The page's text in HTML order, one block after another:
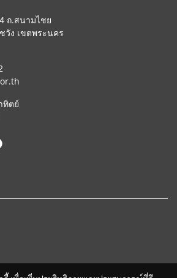
ถ.สนามไชย
ง เขตพระนคร
ทิตย์